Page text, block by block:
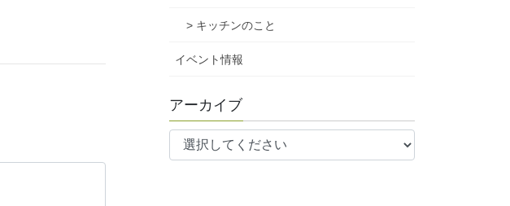
> キッチンのこと
イベント情報
アーカイブ